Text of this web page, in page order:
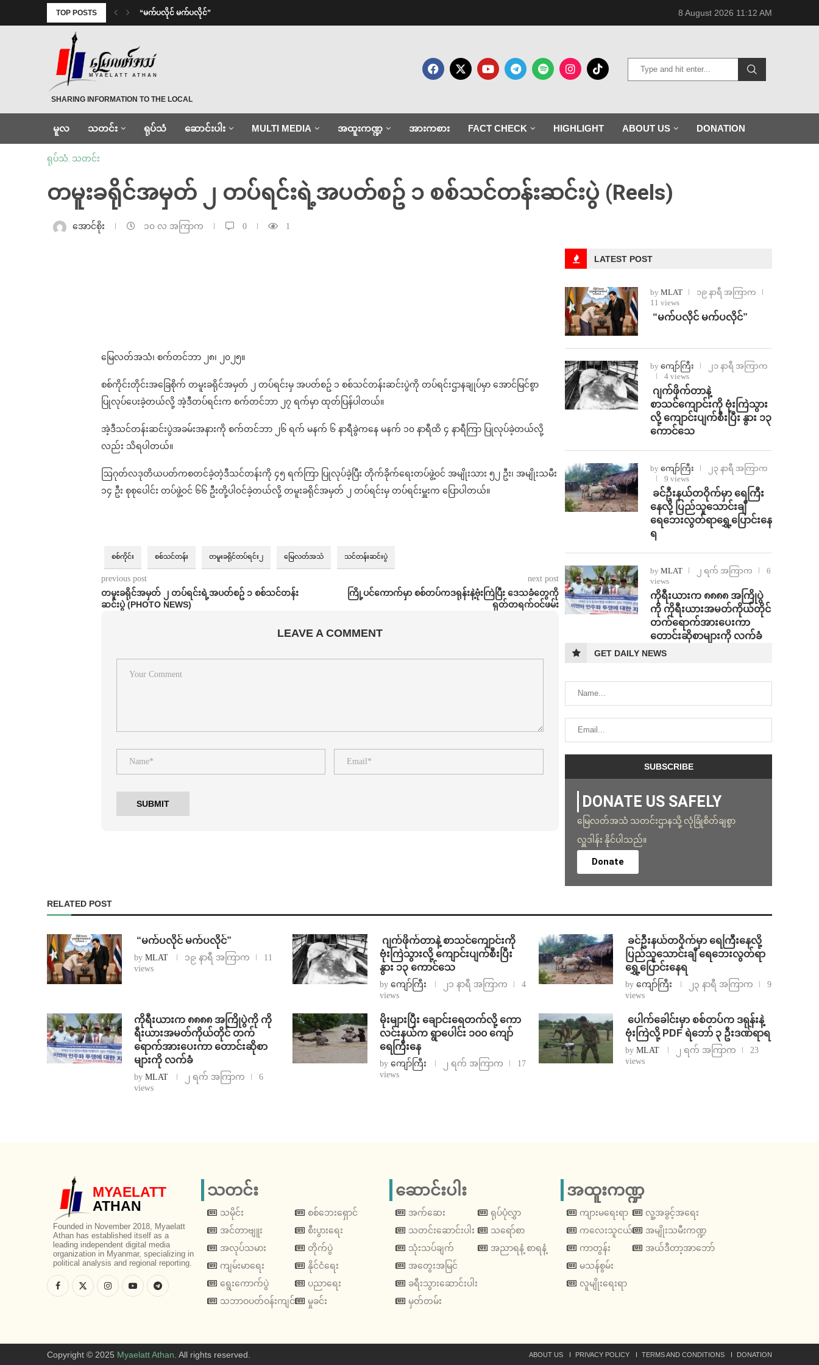
TOP POSTS ⁨ ⁨“မက်ပလိုင် မက်ပလိုင်” 8 August 2026 11:12 AM
MYAELATT ATHAN
SHARING INFORMATION TO THE LOCAL
မူလ သတင်း ရုပ်သံ ဆောင်းပါး MULTI MEDIA အထူးကဏ္ဍ အားကစား FACT CHECK HIGHLIGHT ABOUT US DONATION
ရုပ်သံ, သတင်း
တမူးခရိုင်အမှတ် ၂ တပ်ရင်းရဲ့အပတ်စဥ် ၁ စစ်သင်တန်းဆင်းပွဲ (Reels)
အောင်စိုး ၁၀ လ အကြာက 0 1
မြေလတ်အသံ၊ စက်တင်ဘာ ၂၈၊ ၂၀၂၅။
စစ်ကိုင်းတိုင်းအခြေစိုက် တမူးခရိုင်အမှတ် ၂ တပ်ရင်းမှ အပတ်စဥ် ၁ စစ်သင်တန်းဆင်းပွဲကို တပ်ရင်းဌာနချုပ်မှာ အောင်မြင်စွာ
ပြုလုပ်ပေးခဲ့တယ်လို့ အဲ့ဒီတပ်ရင်းက စက်တင်ဘာ ၂၇ ရက်မှာ ထုတ်ပြန်ပါတယ်။
အဲ့ဒီသင်တန်းဆင်းပွဲအခမ်းအနားကို စက်တင်ဘာ ၂၆ ရက် မနက် ၆ နာရီခွဲကနေ မနက် ၁၀ နာရီထိ ၄ နာရီကြာ ပြုလုပ်ခဲ့တယ်လို့
လည်း သိရပါတယ်။
ဩဂုတ်လဒုတိယပတ်ကစတင်ခဲ့တဲ့ဒီသင်တန်းကို ၄၅ ရက်ကြာ ပြုလုပ်ခဲ့ပြီး တိုက်ခိုက်ရေးတပ်ဖွဲ့၀င် အမျိုးသား ၅၂ ဦး၊ အမျိုးသမီး
၁၄ ဦး စုစုပေါင်း တပ်ဖွဲ့၀င် ၆၆ ဦးတို့ပါ၀င်ခဲ့တယ်လို့ တမူးခရိုင်အမှတ် ၂ တပ်ရင်းမှ တပ်ရင်းမှူးက ပြောပါတယ်။
စစ်ကိုင်း စစ်သင်တန်း တမူးခရိုင်တပ်ရင်း၂ မြေလတ်အသံ သင်တန်းဆင်းပွဲ
previous post
တမူးခရိုင်အမှတ် ၂ တပ်ရင်းရဲ့အပတ်စဥ် ၁ စစ်သင်တန်း
ဆင်းပွဲ (PHOTO NEWS)
next post
ကြို့ပင်ကောက်မှာ စစ်တပ်ကဒရုန်းနဲ့ဗုံးကြဲပြီး ဒေသခံတွေကို
ရုတ်တရက်ဝင်ဖမ်း
LEAVE A COMMENT
LATEST POST
by MLAT
၁၉ နာရီ အကြာက
11 views
⁨ ⁨“မက်ပလိုင် မက်ပလိုင်”
by ကျော်ကြီး
၂၁ နာရီ အကြာက
4 views
⁨⁩ ⁨ဂျက်ဖိုက်တာနဲ့
စာသင်ကျောင်းကို ဗုံးကြဲသွား
လို့ ကျောင်းပျက်စီးပြီး နွား ၁၃
ကောင်သေ
by ကျော်ကြီး
၂၃ နာရီ အကြာက
9 views
⁩ ⁨ခင်ဦးနယ်တဝိုက်မှာ ရေကြီး
နေလို့ ပြည်သူသောင်းချီ
ရေဘေးလွတ်ရာရွှေ့ပြောင်းနေ
ရ
by MLAT ၂ ရက် အကြာက
6
views
ကိုရီးယားက ၈၈၈၈ အကြိုပွဲ
ကို ကိုရီးယားအမတ်ကိုယ်တိုင်
တက်ရောက်အားပေးကာ
တောင်းဆိုစာများကို လက်ခံ
GET DAILY NEWS
DONATE US SAFELY
မြေလတ်အသံ သတင်းဌာနသို့ လုံခြုံစိတ်ချစွာ
လှူဒါန်း နိုင်ပါသည်။
Donate
RELATED POST
⁨ ⁨“မက်ပလိုင် မက်ပလိုင်”
by MLAT ၁၉ နာရီ အကြာက
11
views
⁨⁩ ⁨ဂျက်ဖိုက်တာနဲ့ စာသင်ကျောင်းကို
ဗုံးကြဲသွားလို့ ကျောင်းပျက်စီးပြီး
နွား ၁၃ ကောင်သေ
by ကျော်ကြီး ၂၁ နာရီ အကြာက
4
views
⁩ ⁨ခင်ဦးနယ်တဝိုက်မှာ ရေကြီးနေလို့
ပြည်သူသောင်းချီ ရေဘေးလွတ်ရာ
ရွှေ့ပြောင်းနေရ
byကျော်ကြီး ၂၃ နာရီ အကြာက
9
views
ကိုရီးယားက ၈၈၈၈ အကြိုပွဲကို ကို
ရီးယားအမတ်ကိုယ်တိုင် တက်
ရောက်အားပေးကာ တောင်းဆိုစာ
များကို လက်ခံ
by MLAT ၂ ရက် အကြာက
6
views
⁨မိုးများပြီး ချောင်းရေတက်လို့ ကော
လင်းနယ်က ရွာပေါင်း ၁၀၀ ကျော်
ရေကြီးနေ
by ကျော်ကြီး ၂ ရက် အကြာက
17
views
⁩ ⁨ပေါက်ခေါင်းမှာ စစ်တပ်က ဒရုန်းနဲ့
ဗုံးကြဲလို့ PDF ရဲဘော် ၃ ဦးဒဏ်ရာရ
byMLAT ၂ ရက် အကြာက
23
views
MYAELATT
ATHAN
Founded in November 2018, Myaelatt
Athan has established itself as a
leading independent digital media
organization in Myanmar, specializing in
political analysis and regional reporting.
သတင်း
သမိုင်း
အင်တာဗျူး
အလုပ်သမား
ကျမ်းမာရေး
ရွေးကောက်ပွဲ
သဘာဝပတ်ဝန်းကျင်
စစ်ဘေးရှောင်
စီးပွားရေး
တိုက်ပွဲ
နိုင်ငံရေး
ပညာရေး
မှုခင်း
ဆောင်းပါး
အက်ဆေး
သတင်းဆောင်းပါး
သုံးသပ်ချက်
အတွေးအမြင်
ခရီးသွားဆောင်းပါး
မှတ်တမ်း
ရုပ်ပုံလွှာ
သရော်စာ
အညာရနံ့ စာရနံ့
အထူးကဏ္ဍ
ကျားမရေးရာ
ကလေးသူငယ်
ကာတွန်း
မသန်စွမ်း
လူမျိုးရေးရာ
လူ့အခွင့်အရေး
အမျိုးသမီးကဏ္ဍ
အယ်ဒီတာ့အာဘော်
Copyright © 2025 Myaelatt Athan . All rights reserved. ABOUT US PRIVACY POLICY TERMS AND CONDITIONS DONATION